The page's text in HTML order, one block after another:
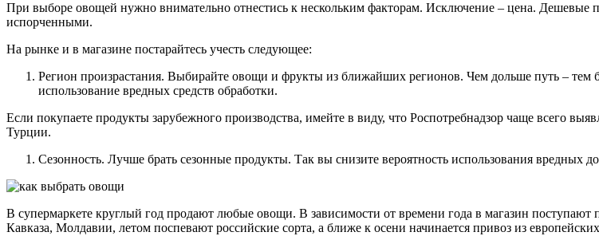
При выборе овощей нужно внимательно отнестись к нескольким факторам. Исключение – цена. Дешевые
испорченными.
На рынке и в магазине постарайтесь учесть следующее:
Регион произрастания. Выбирайте овощи и фрукты из ближайших регионов. Чем дольше путь – тем
использование вредных средств обработки.
Если покупаете продукты зарубежного производства, имейте в виду, что Роспотребнадзор чаще всего
Турции.
Сезонность. Лучше брать сезонные продукты. Так вы снизите вероятность использования вредных
В супермаркете круглый год продают любые овощи. В зависимости от времени года в магазин
Кавказа, Молдавии, летом поспевают российские сорта, а ближе к осени начинается привоз из